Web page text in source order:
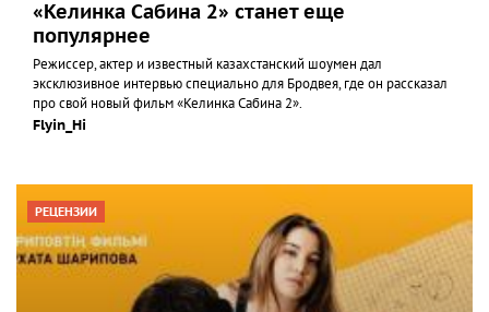
«Келинка Сабина 2» станет еще
популярнее
Режиссер, актер и известный казахстанский шоумен дал
эксклюзивное интервью специально для Бродвея, где он рассказал
про свой новый фильм «Келинка Сабина 2».
Flyin_Hi
РЕЦЕНЗИИ